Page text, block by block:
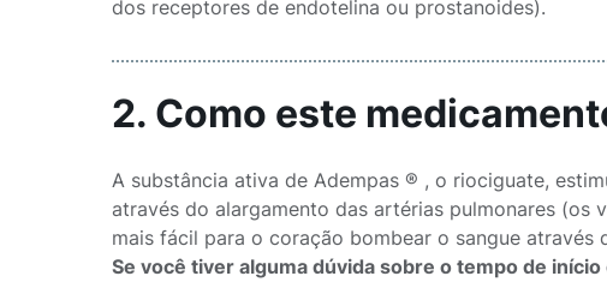
dos receptores de endotelina ou prostanoides).
2. Como este
A substância ativa de Adempas ® , o riociguate,
através do alargamento das artérias pulmonares (os
mais fácil para o coração bombear o sangue através
Se você tiver alguma dúvida sobre o tempo de